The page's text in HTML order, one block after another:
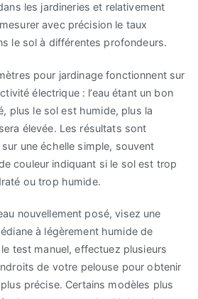
les jardineries et relativement
avec précision le taux
le sol à différentes profondeurs.
pour jardinage fonctionnent sur
électrique : l’eau étant un bon
plus le sol est humide, plus la
élevée. Les résultats sont
une échelle simple, souvent
couleur indiquant si le sol est trop
ou trop humide.
nouvellement posé, visez une
à légèrement humide de
le test manuel, effectuez plusieurs
de votre pelouse pour obtenir
précise. Certains modèles plus